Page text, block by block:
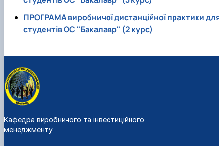
ПРОГРАМА виробничої дистанційної практики
студентів ОС "Бакалавр" (2 курс)
Кафедра виробничого та інвестиційного
менеджменту